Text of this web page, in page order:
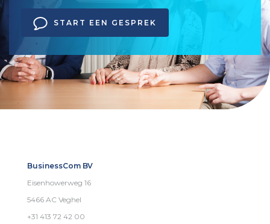
START EEN GESPREK
BusinessCom BV
Eisenhowerweg 16
5466 AC Veghel
+31 413 72 42 00